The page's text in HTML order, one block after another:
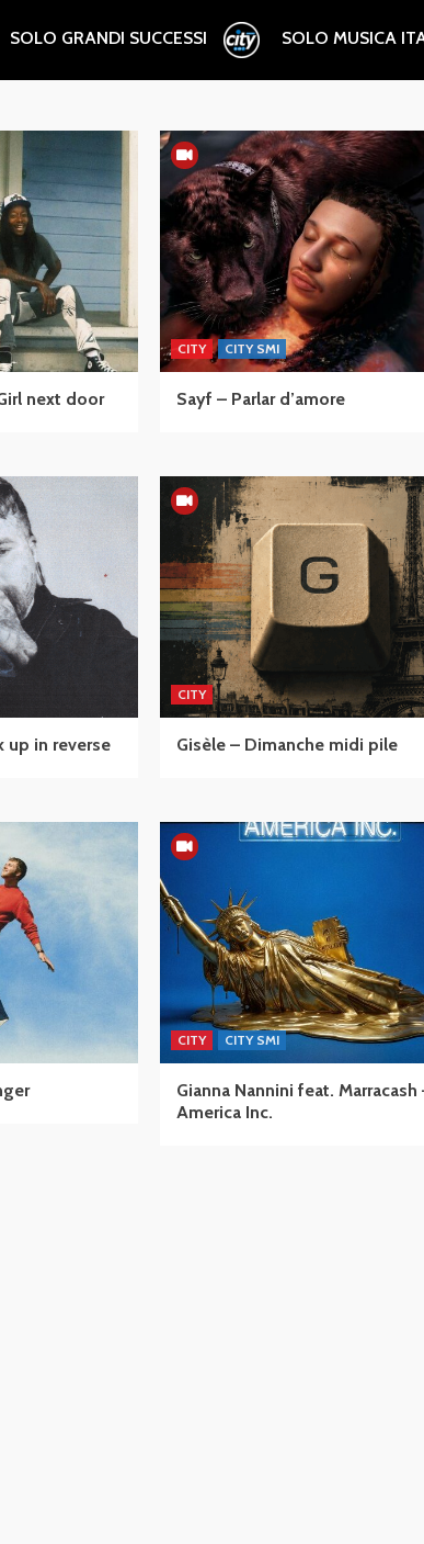
SOLO GRANDI SUCCESSI SOLO MUSICA
next door
CITY CITY SMI
Sayf – Parlar d’amore
up in reverse
CITY
Gisèle – Dimanche midi pile
CITY CITY SMI
Gianna Nannini feat. Marracash
America Inc.